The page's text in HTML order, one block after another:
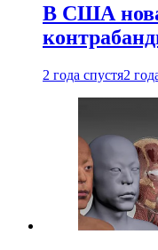
В США
2 года спустя2